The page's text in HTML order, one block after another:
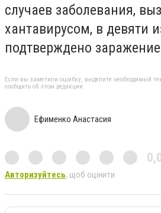
случаев заболевания,
хантавирусом, в девяти
подтверждено
Если вы заметили ошибку, выделите необходимый
сообщить об этом редакции
Ефименко Анастасия
Авторизуйтесь, щоб оцінити